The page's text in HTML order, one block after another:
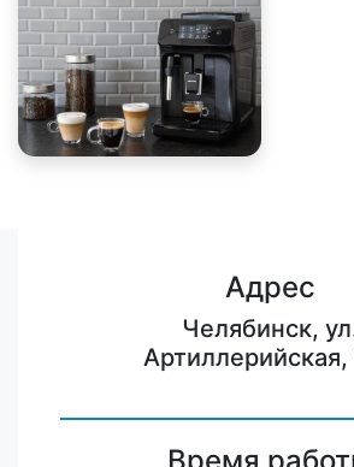
Адрес
Челябинск,
Артиллерийская,